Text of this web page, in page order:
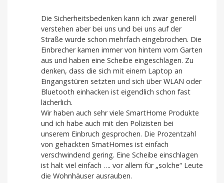
Die Sicherheitsbedenken kann ich zwar generell
verstehen aber bei uns und bei uns auf der
Straße wurde schon mehrfach eingebrochen. Die
Einbrecher kamen immer von hintem vom Garten
aus und haben eine Scheibe eingeschlagen. Zu
denken, dass die sich mit einem Laptop an
Eingangstüren setzten und sich über WLAN oder
Bluetooth einhacken ist eigendlich schon fast
lächerlich.
Wir haben auch sehr viele SmartHome Produkte
und ich habe auch mit den Polizisten bei
unserem Einbruch gesprochen. Die Prozentzahl
von gehackten SmatHomes ist einfach
verschwindend gering. Eine Scheibe einschlagen
ist halt viel einfach …. vor allem für „solche“ Leute
die Wohnhäuser ausrauben.